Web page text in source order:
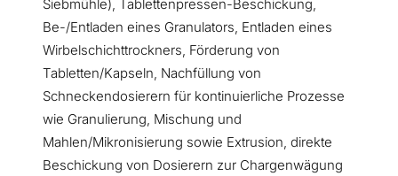
Siebmühle), Tablettenpressen-Beschickung,
Be-/Entladen eines Granulators, Entladen eines
Wirbelschichttrockners, Förderung von
Tabletten/Kapseln, Nachfüllung von
Schneckendosierern für kontinuierliche Prozesse
wie Granulierung, Mischung und
Mahlen/Mikronisierung sowie Extrusion, direkte
Beschickung von Dosierern zur Chargenwägung